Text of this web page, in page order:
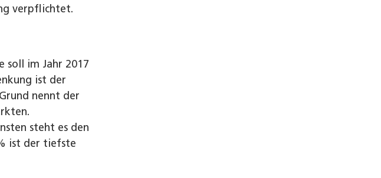
verpflichtet.
soll im Jahr 2017
ist der
nennt der
steht es den
ist der tiefste